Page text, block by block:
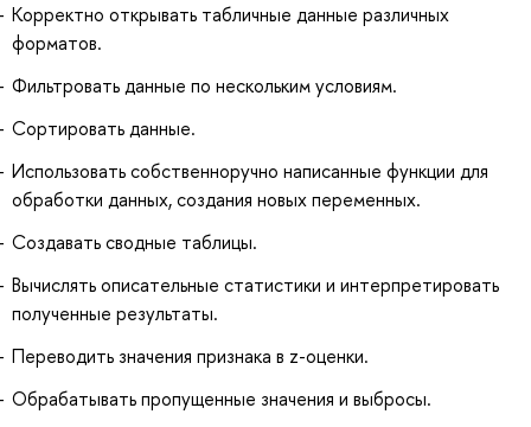
Корректно открывать табличные данные различных
форматов.
Фильтровать данные по нескольким условиям.
Сортировать данные.
Использовать собственноручно написанные функции для
обработки данных, создания новых переменных.
Создавать сводные таблицы.
Вычислять описательные статистики и интерпретировать
полученные результаты.
Переводить значения признака в z-оценки.
Обрабатывать пропущенные значения и выбросы.